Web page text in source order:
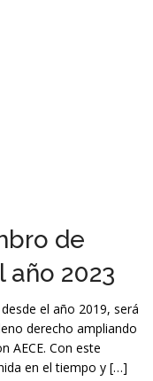
de
año 2023
el año 2019, será
derecho ampliando
AECE. Con este
en el tiempo y […]